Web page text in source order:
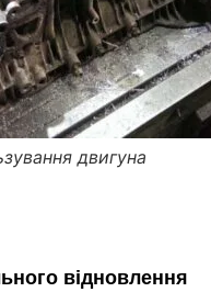
двигуна
відновлення